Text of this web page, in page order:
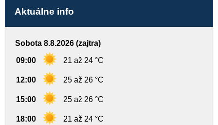
Aktuálne info
Sobota 8.8.2026 (zajtra)
09:00 21 až 24 °C
12:00 25 až 26 °C
15:00 25 až 26 °C
18:00 21 až 24 °C